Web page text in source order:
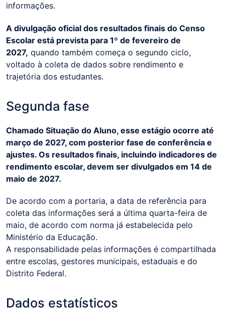
informações.
A divulgação oficial dos resultados finais do Censo
Escolar está prevista para 1º de fevereiro de
2027, quando também começa o segundo ciclo,
voltado à coleta de dados sobre rendimento e
trajetória dos estudantes.
Segunda fase
Chamado Situação do Aluno, esse estágio ocorre até
março de 2027, com posterior fase de conferência e
ajustes. Os resultados finais, incluindo indicadores de
rendimento escolar, devem ser divulgados em 14 de
maio de 2027.
De acordo com a portaria, a data de referência para
coleta das informações será a última quarta-feira de
maio, de acordo com norma já estabelecida pelo
Ministério da Educação.
A responsabilidade pelas informações é compartilhada
entre escolas, gestores municipais, estaduais e do
Distrito Federal.
Dados estatísticos